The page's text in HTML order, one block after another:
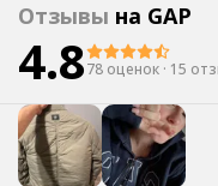
Отзывы на GAP
4.878 оценок · 15